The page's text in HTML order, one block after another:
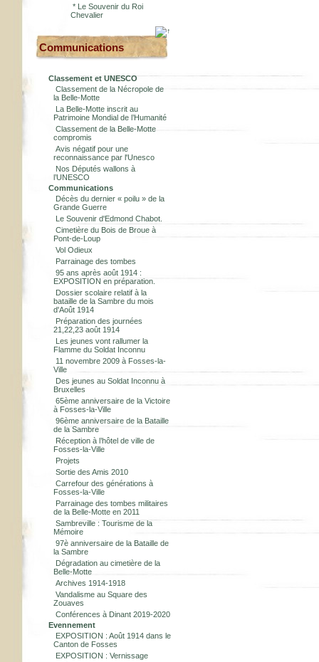
* Le Souvenir du Roi
Chevalier
Communications
Classement et UNESCO
Classement de la Nécropole de
la Belle-Motte
La Belle-Motte inscrit au
Patrimoine Mondial de l’Humanité
Classement de la Belle-Motte
compromis
Avis négatif pour une
reconnaissance par l'Unesco
Nos Députés wallons à
l’UNESCO
Communications
Décès du dernier « poilu » de la
Grande Guerre
Le Souvenir d'Edmond Chabot.
Cimetière du Bois de Broue à
Pont-de-Loup
Vol Odieux
Parrainage des tombes
95 ans après août 1914 :
EXPOSITION en préparation.
Dossier scolaire relatif à la
bataille de la Sambre du mois
d'Août 1914
Préparation des journées
21,22,23 août 1914
Les jeunes vont rallumer la
Flamme du Soldat Inconnu
11 novembre 2009 à Fosses-la-
Ville
Des jeunes au Soldat Inconnu à
Bruxelles
65ème anniversaire de la Victoire
à Fosses-la-Ville
96ème anniversaire de la Bataille
de la Sambre
Réception à l’hôtel de ville de
Fosses-la-Ville
Projets
Sortie des Amis 2010
Carrefour des générations à
Fosses-la-Ville
Parrainage des tombes militaires
de la Belle-Motte en 2011
Sambreville : Tourisme de la
Mémoire
97è anniversaire de la Bataille de
la Sambre
Dégradation au cimetière de la
Belle-Motte
Archives 1914-1918
Vandalisme au Square des
Zouaves
Conférences à Dinant 2019-2020
Evennement
EXPOSITION : Août 1914 dans le
Canton de Fosses
EXPOSITION : Vernissage